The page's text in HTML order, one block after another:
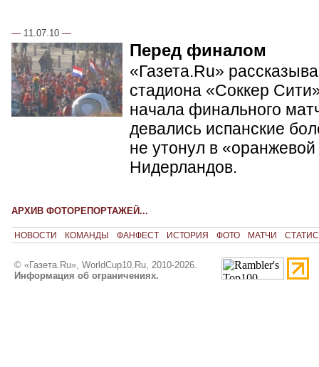
— 11.07.10 —
Перед финалом
«Газета.Ru»
стадиона «Соккер
начала финального
девались испанские
не утонул в
Нидерландов.
АРХИВ ФОТОРЕПОРТАЖЕЙ...
НОВОСТИ КОМАНДЫ ФАНФЕСТ ИСТОРИЯ ФОТО МАТЧИ
© «Газета.Ru», WorldCup10.Ru, 2010-2026.
Информация об ограничениях.